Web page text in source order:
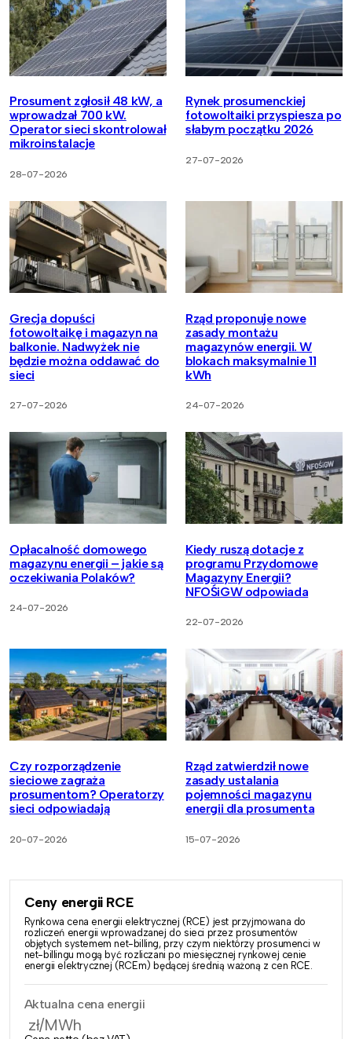
Prosument zgłosił 48 kW, a
wprowadzał 700 kW.
Operator sieci skontrolował
mikroinstalacje
28-07-2026
Rynek prosumenckiej
fotowoltaiki przyspiesza po
słabym początku 2026
27-07-2026
Grecja dopuści
fotowoltaikę i magazyn na
balkonie. Nadwyżek nie
będzie można oddawać do
sieci
27-07-2026
Rząd proponuje nowe
zasady montażu
magazynów energii. W
blokach maksymalnie 11
kWh
24-07-2026
Opłacalność domowego
magazynu energii – jakie są
oczekiwania Polaków?
24-07-2026
Kiedy ruszą dotacje z
programu Przydomowe
Magazyny Energii?
NFOŚiGW odpowiada
22-07-2026
Czy rozporządzenie
sieciowe zagraża
prosumentom? Operatorzy
sieci odpowiadają
20-07-2026
Rząd zatwierdził nowe
zasady ustalania
pojemności magazynu
energii dla prosumenta
15-07-2026
Ceny energii RCE
Rynkowa cena energii elektrycznej (RCE) jest przyjmowana do
rozliczeń energii wprowadzanej do sieci przez prosumentów
objętych systemem net-billing, przy czym niektórzy prosumenci w
net-billingu mogą być rozliczani po miesięcznej rynkowej cenie
energii elektrycznej (RCEm) będącej średnią ważoną z cen RCE.
Aktualna cena energii
zł/MWh